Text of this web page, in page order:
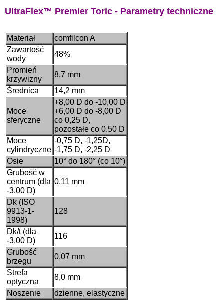
UltraFlex™ Premier Toric - Parametry techniczne
Materiał
comfilcon A
Zawartość
wody
48%
Promień
krzywizny
8,7 mm
Średnica
14,2 mm
Moce
sferyczne
+8,00 D do -10,00 D
+6,00 D do -8,00 D
co 0,25 D,
pozostałe co 0.50 D
Moce
cylindryczne
-0,75 D, -1,25D,
-1,75 D, -2,25 D
Osie
10° do 180° (co 10°)
Grubość w
centrum (dla
-3,00 D)
0,11 mm
Dk (ISO
9913-1-
1998)
128
Dk/t (dla
-3,00 D)
116
Grubość
brzegu
0,07 mm
Strefa
optyczna
8,0 mm
Noszenie
dzienne, elastyczne